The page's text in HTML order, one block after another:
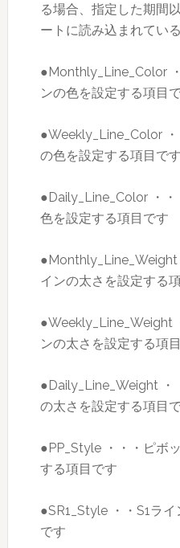
る場合、指定した期間
ートに読み込まれてい
●Monthly_Line_Color
ンの色を設定する項目
●Weekly_Line_Color
の色を設定する項目です
●Daily_Line_Color ・
色を設定する項目です
●Monthly_Line_Weight
インの太さを設定する
●Weekly_Line_Weight
ンの太さを設定する項
●Daily_Line_Weight ・
の太さを設定する項目
●PP_Style ・・・ピボ
する項目です
●SR1_Style ・・S1ラ
です